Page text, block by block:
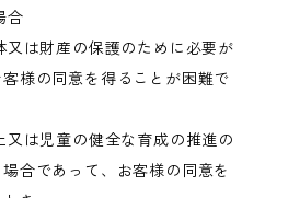
合
又は財産の保護のために必要が
様の同意を得ることが困難で
又は児童の健全な育成の推進の
合であって、お客様の同意を